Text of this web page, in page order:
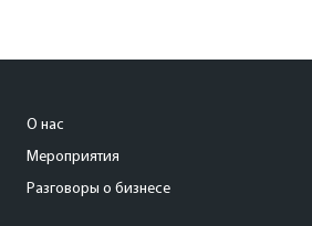
О нас
Мероприятия
Разговоры о бизнесе